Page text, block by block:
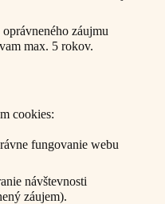
záujmu
max. 5 rokov.
cookies:
fungovanie webu
návštevnosti
záujem).